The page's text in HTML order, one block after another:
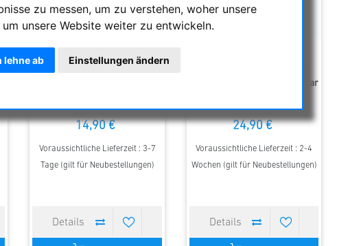
zu messen, um zu verstehen, woher unsere
unsere Website weiter zu entwickeln.
lehne ab Einstellungen ändern
Astroprints Bahtinov Maske
14,90 €
Voraussichtliche Lieferzeit : 3-7
Tage (gilt für Neubestellungen)
passend für Skwatcher EvoStar
24,90 €
Voraussichtliche Lieferzeit : 2-4
Wochen (gilt für Neubestellungen)